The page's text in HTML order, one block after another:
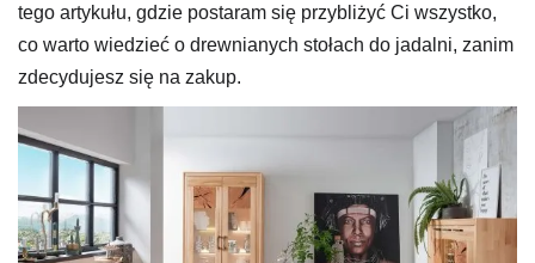
tego artykułu, gdzie postaram się przybliżyć Ci wszystko,
co warto wiedzieć o drewnianych stołach do jadalni, zanim
zdecydujesz się na zakup.